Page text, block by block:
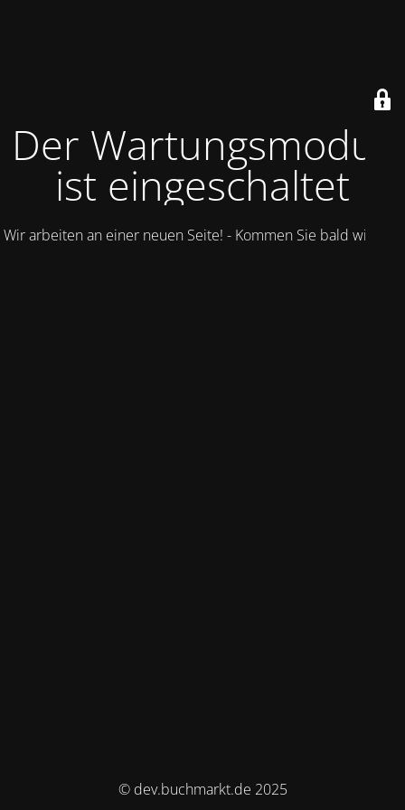
Der Wartungsmodus
ist eingeschaltet
Wir arbeiten an einer neuen Seite! - Kommen Sie bald wieder.
© dev.buchmarkt.de 2025